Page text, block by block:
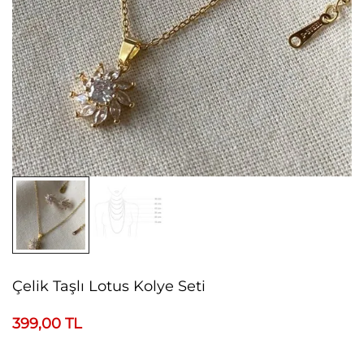
Çelik Taşlı Lotus Kolye Seti
399,00 TL